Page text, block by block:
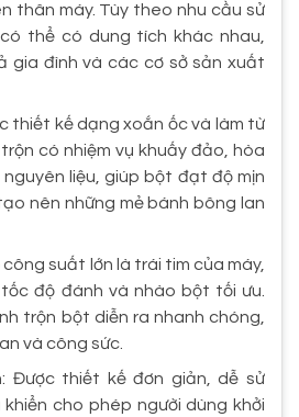
thân máy. Tùy theo nhu cầu sử
thể có dung tích khác nhau,
gia đình và các cơ sở sản xuất
thiết kế dạng xoắn ốc và làm từ
có nhiệm vụ khuấy đảo, hòa
liệu, giúp bột đạt độ mịn
nên những mẻ bánh bông lan
suất lớn là trái tim của máy,
độ đánh và nhào bột tối ưu.
trộn bột diễn ra nhanh chóng,
và công sức.
Được thiết kế đơn giản, dễ sử
cho phép người dùng khởi